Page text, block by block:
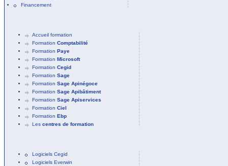
Financement
Accueil formation
Formation Comptabilité
Formation Paye
Formation Microsoft
Formation Cegid
Formation Sage
Formation Sage Apinégoce
Formation Sage Apibâtiment
Formation Sage Apiservices
Formation Ciel
Formation Ebp
Les centres de formation
Logiciels Cegid
Logiciels Everwin